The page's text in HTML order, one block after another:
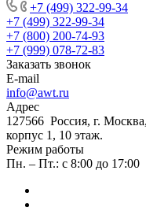
+7 (499) 322-99-34
+7 (499) 322-99-34
+7 (800) 200-74-93
+7 (999) 078-72-83
Заказать звонок
E-mail
info@awt.ru
Адрес
127566 Россия, г.
корпус 1, 10 этаж.
Режим работы
Пн. – Пт.: с 8:00 до 17:00